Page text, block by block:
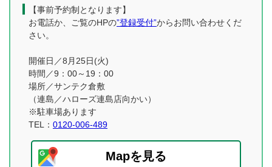
【事前予約制となります】
お電話か、ご覧のHPの”登録受付”からお問い合わせくだ
さい。
開催日／8月25日(火)
時間／9：00～19：00
場所／サンテク倉敷
（連島／ハローズ連島店向かい）
※駐車場あります
TEL： 0120-006-489
Mapを見る